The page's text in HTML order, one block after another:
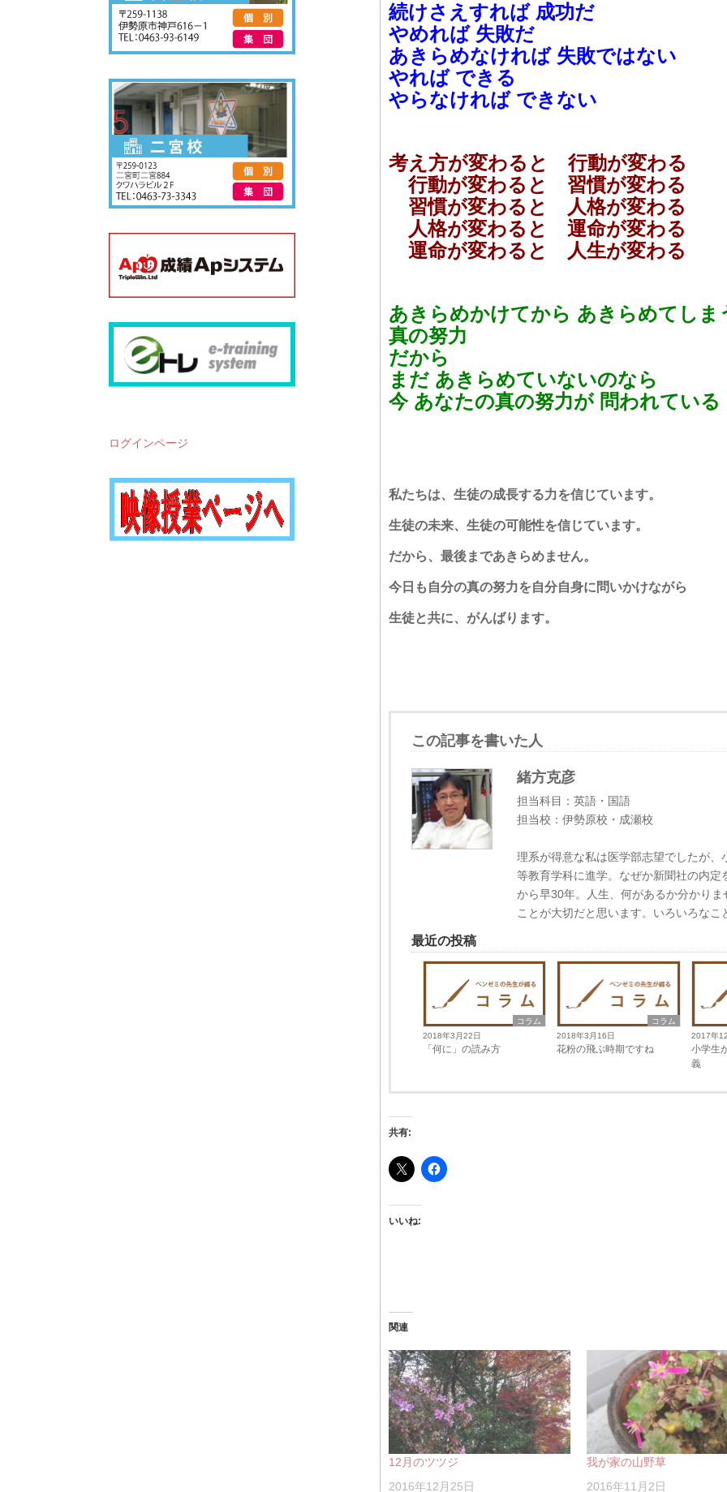
続けさえすれば 成功だ
やめれば 失敗だ
あきらめなければ 失敗ではない
やれば できる
やらなければ できない
考え方が変わると 行動が変わる
行動が変わると 習慣が変わる
習慣が変わると 人格が変わる
人格が変わると 運命が変わる
運命が変わると 人生が変わる
あきらめかけてから あきらめてしま
真の努力
だから
まだ あきらめていないのなら
今 あなたの真の努力が 問われている
私たちは、生徒の成長する力を信じています。
生徒の未来、生徒の可能性を信じています。
だから、最後まであきらめません。
今日も自分の真の努力を自分自身に問いかけながら
生徒と共に、がんばります。
この記事を書いた人
緒方克彦
担当科目：英語・国語
担当校：伊勢原校・成瀬校
理系が得意な私は医学部志望でしたが
等教育学科に進学。なぜか新聞社の内
から早30年。人生、何があるか分かり
ことが大切だと思います。いろいろな
最近の投稿
コラム
2018年3月22日
「何に」の読み方
コラム
2018年3月16日
花粉の飛ぶ時期ですね
2017年
小学生
義
共有:
いいね:
関連
12月のツツジ
2016年12月25日
我が家の山野草
2016年11月2日
ログインページ